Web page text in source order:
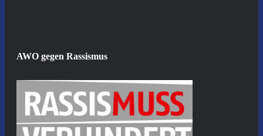
AWO gegen Rassismus